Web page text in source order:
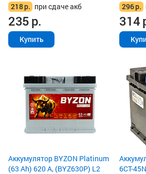
218р. при сдаче акб
235р.
Купить
296р.
314
Аккумулятор BYZON Platinum
(63 Ah) 620 А, (BYZ630P) L2
6СТ-